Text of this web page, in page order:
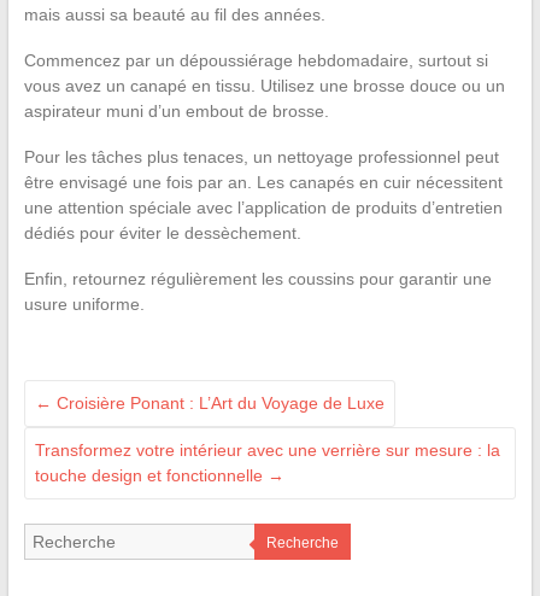
mais aussi sa beauté au fil des années.
Commencez par un dépoussiérage hebdomadaire, surtout si
vous avez un canapé en tissu. Utilisez une brosse douce ou un
aspirateur muni d’un embout de brosse.
Pour les tâches plus tenaces, un nettoyage professionnel peut
être envisagé une fois par an. Les canapés en cuir nécessitent
une attention spéciale avec l’application de produits d’entretien
dédiés pour éviter le dessèchement.
Enfin, retournez régulièrement les coussins pour garantir une
usure uniforme.
← Croisière Ponant : L’Art du Voyage de Luxe
Transformez votre intérieur avec une verrière sur mesure : la
touche design et fonctionnelle →
Recherche